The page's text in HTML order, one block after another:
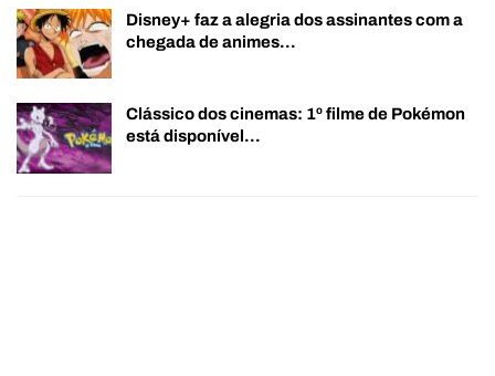
Disney+ faz a alegria dos assinantes com a
chegada de animes…
Clássico dos cinemas: 1º filme de Pokémon
está disponível…